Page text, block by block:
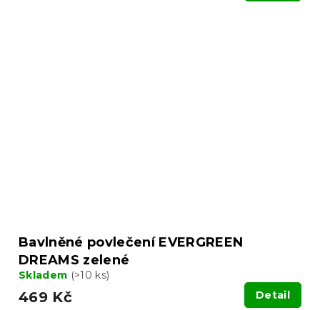
Bavlněné povlečení EVERGREEN
DREAMS zelené
Skladem (>10 ks)
469 Kč Detail